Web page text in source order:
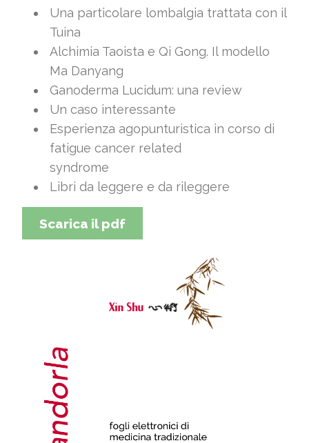
Una particolare lombalgia trattata con il
Tuina
Alchimia Taoista e Qi Gong. Il modello
Ma Danyang
Ganoderma Lucidum: una review
Un caso interessante
Esperienza agopunturistica in corso di
fatigue cancer related
syndrome
Libri da leggere e da rileggere
Scarica il pdf